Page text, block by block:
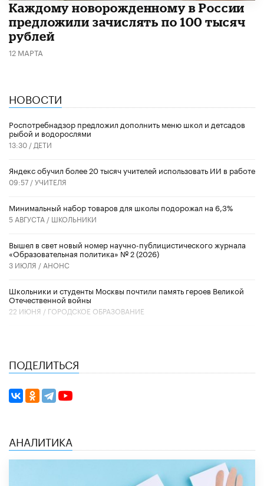
Каждому новорожденному в России
предложили зачислять по 100 тысяч
рублей
12 МАРТА
НОВОСТИ
Роспотребнадзор предложил дополнить меню школ и детсадов
рыбой и водорослями
13:30 / ДЕТИ
​Яндекс обучил более 20 тысяч учителей использовать ИИ в работе
09:57 /УЧИТЕЛЯ
Минимальный набор товаров для школы подорожал на 6,3%
5 АВГУСТА / ШКОЛЬНИКИ
Вышел в свет новый номер научно-публицистического журнала
«Образовательная политика» № 2 (2026)
3 ИЮЛЯ / АНОНС
Школьники и студенты Москвы почтили память героев Великой
Отечественной войны
22 ИЮНЯ / ГОРОДСКОЕ ОБРАЗОВАНИЕ
ПОДЕЛИТЬСЯ
АНАЛИТИКА